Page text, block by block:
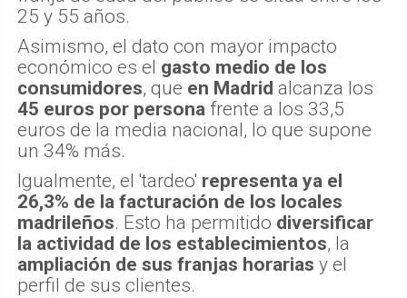
25 y 55 años.
Asimismo, el dato con mayor impacto
económico es el gasto medio de los
consumidores, que en Madrid alcanza los
45 euros por persona frente a los 33,5
euros de la media nacional, lo que supone
un 34% más.
Igualmente, el 'tardeo' representa ya el
26,3% de la facturación de los locales
madrileños. Esto ha permitido diversificar
la actividad de los establecimientos, la
ampliación de sus franjas horarias y el
perfil de sus clientes.